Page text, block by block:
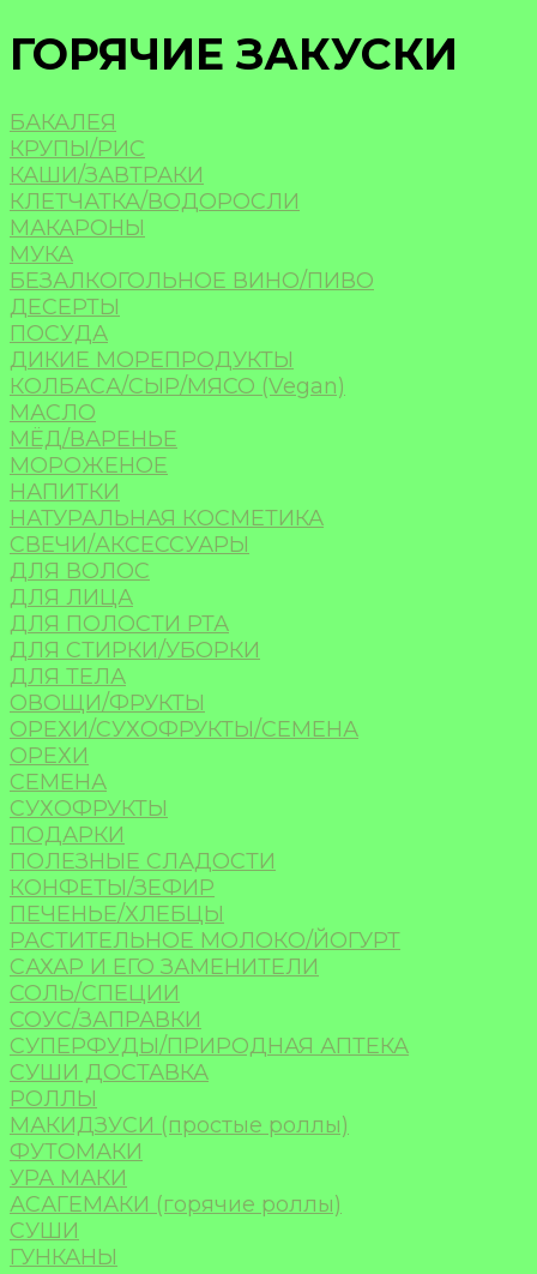
ГОРЯЧИЕ ЗАКУСКИ
БАКАЛЕЯ
КРУПЫ/РИС
КАШИ/ЗАВТРАКИ
КЛЕТЧАТКА/ВОДОРОСЛИ
МАКАРОНЫ
МУКА
БЕЗАЛКОГОЛЬНОЕ ВИНО/ПИВО
ДЕСЕРТЫ
ПОСУДА
ДИКИЕ МОРЕПРОДУКТЫ
КОЛБАСА/СЫР/МЯСО (Vegan)
МАСЛО
МЁД/ВАРЕНЬЕ
МОРОЖЕНОЕ
НАПИТКИ
НАТУРАЛЬНАЯ КОСМЕТИКА
СВЕЧИ/АКСЕССУАРЫ
ДЛЯ ВОЛОС
ДЛЯ ЛИЦА
ДЛЯ ПОЛОСТИ РТА
ДЛЯ СТИРКИ/УБОРКИ
ДЛЯ ТЕЛА
ОВОЩИ/ФРУКТЫ
ОРЕХИ/СУХОФРУКТЫ/СЕМЕНА
ОРЕХИ
СЕМЕНА
СУХОФРУКТЫ
ПОДАРКИ
ПОЛЕЗНЫЕ СЛАДОСТИ
КОНФЕТЫ/ЗЕФИР
ПЕЧЕНЬЕ/ХЛЕБЦЫ
РАСТИТЕЛЬНОЕ МОЛОКО/ЙОГУРТ
САХАР И ЕГО ЗАМЕНИТЕЛИ
СОЛЬ/СПЕЦИИ
СОУС/ЗАПРАВКИ
СУПЕРФУДЫ/ПРИРОДНАЯ АПТЕКА
СУШИ ДОСТАВКА
РОЛЛЫ
МАКИДЗУСИ (простые роллы)
ФУТОМАКИ
УРА МАКИ
АСАГЕМАКИ (горячие роллы)
СУШИ
ГУНКАНЫ